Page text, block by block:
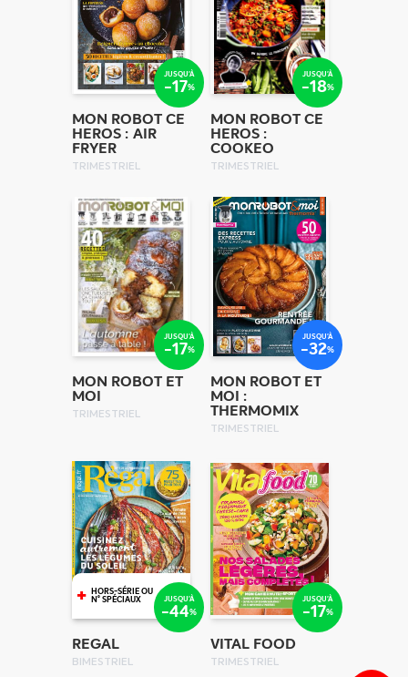
JUSQU'À
-17%
MON ROBOT CE
HEROS : AIR
FRYER
TRIMESTRIEL
JUSQU'À
-18%
MON ROBOT CE
HEROS :
COOKEO
TRIMESTRIEL
JUSQU'À
-17%
MON ROBOT ET
MOI
TRIMESTRIEL
JUSQU'À
-32%
MON ROBOT ET
MOI :
THERMOMIX
TRIMESTRIEL
+ HORS-SÉRIE OU
N° SPÉCIAUX JUSQU'À
-44%
REGAL
BIMESTRIEL
JUSQU'À
-17%
VITAL FOOD
TRIMESTRIEL